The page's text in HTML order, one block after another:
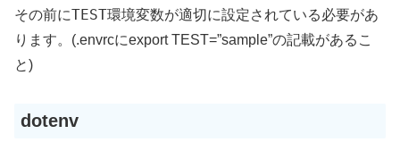
その前にTEST環境変数が適切に設定されている必要があ
ります。(.envrcにexport TEST=”sample”の記載があるこ
と)
dotenv